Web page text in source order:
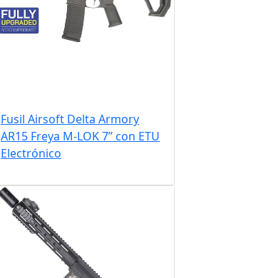
Fusil Airsoft Delta Armory
AR15 Freya M-LOK 7” con ETU
Electrónico